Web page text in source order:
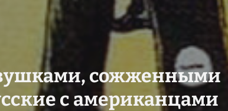
сожженными
c американцами